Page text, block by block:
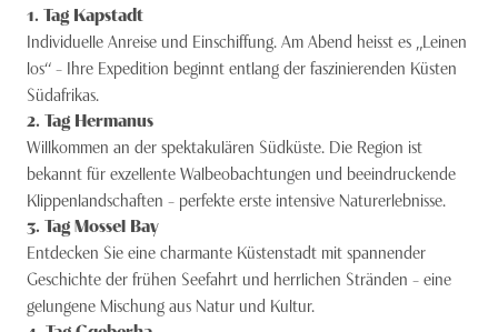
1. Tag Kapstadt
Individuelle Anreise und Einschiffung. Am Abend heisst es „Leinen
los“ – Ihre Expedition beginnt entlang der faszinierenden Küsten
Südafrikas.
2. Tag Hermanus
Willkommen an der spektakulären Südküste. Die Region ist
bekannt für exzellente Walbeobachtungen und beeindruckende
Klippenlandschaften – perfekte erste intensive Naturerlebnisse.
3. TagMossel Bay
Entdecken Sie eine charmante Küstenstadt mit spannender
Geschichte der frühen Seefahrt und herrlichen Stränden – eine
gelungene Mischung aus Natur und Kultur.